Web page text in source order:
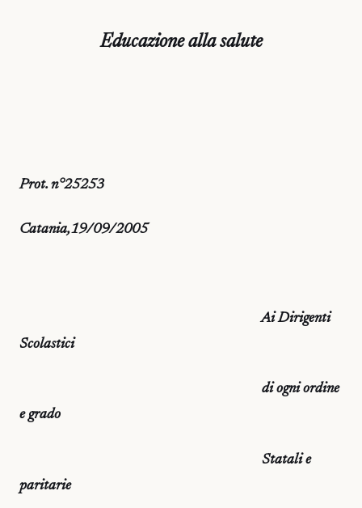
Educazione alla salute
Prot. n°25253
Catania,19/09/2005
Ai Dirigenti
Scolastici
di ogni ordine
e grado
Statali e
paritarie